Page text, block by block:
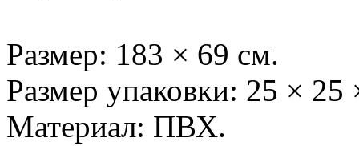
Размер: 183 × 69 см.
Размер упаковки: 25 × 25
Материал: ПВХ.